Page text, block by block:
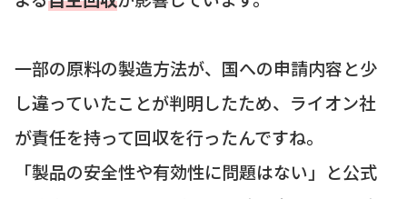
一部の原料の製造方法が、国への申請内容と少
し違っていたことが判明したため、ライオン社
が責任を持って回収を行ったんですね。
「製品の安全性や有効性に問題はない」と公式